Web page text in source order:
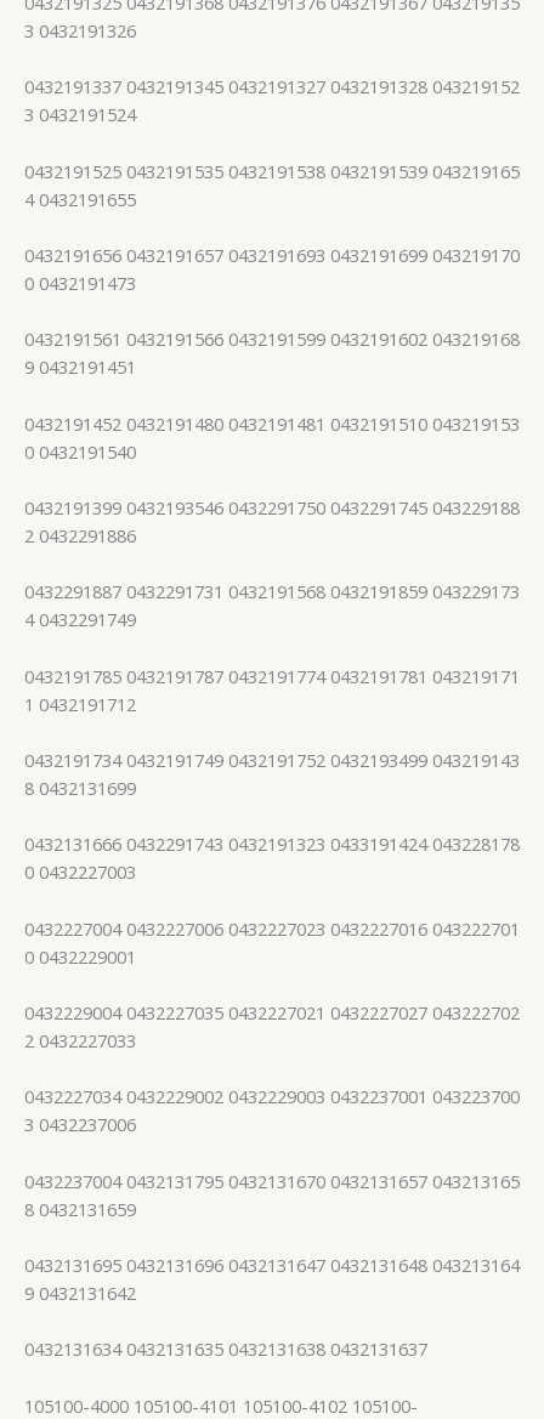
3 0432191326
0432191337 0432191345 0432191327 0432191328 043219152
3 0432191524
0432191525 0432191535 0432191538 0432191539 043219165
4 0432191655
0432191656 0432191657 0432191693 0432191699 043219170
0 0432191473
0432191561 0432191566 0432191599 0432191602 043219168
9 0432191451
0432191452 0432191480 0432191481 0432191510 043219153
0 0432191540
0432191399 0432193546 0432291750 0432291745 043229188
2 0432291886
0432291887 0432291731 0432191568 0432191859 043229173
4 0432291749
0432191785 0432191787 0432191774 0432191781 043219171
1 0432191712
0432191734 0432191749 0432191752 0432193499 043219143
8 0432131699
0432131666 0432291743 0432191323 0433191424 043228178
0 0432227003
0432227004 0432227006 0432227023 0432227016 043222701
0 0432229001
0432229004 0432227035 0432227021 0432227027 043222702
2 0432227033
0432227034 0432229002 0432229003 0432237001 043223700
3 0432237006
0432237004 0432131795 0432131670 0432131657 043213165
8 0432131659
0432131695 0432131696 0432131647 0432131648 043213164
9 0432131642
0432131634 0432131635 0432131638 0432131637
105100-4000 105100-4101 105100-4102 105100-